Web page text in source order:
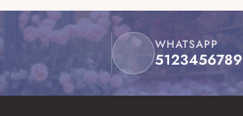
WHATSAPP
5123456789